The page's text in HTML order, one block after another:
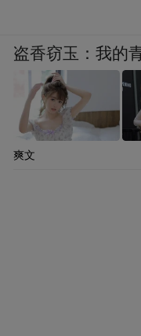
盗香窃玉：我的
爽文